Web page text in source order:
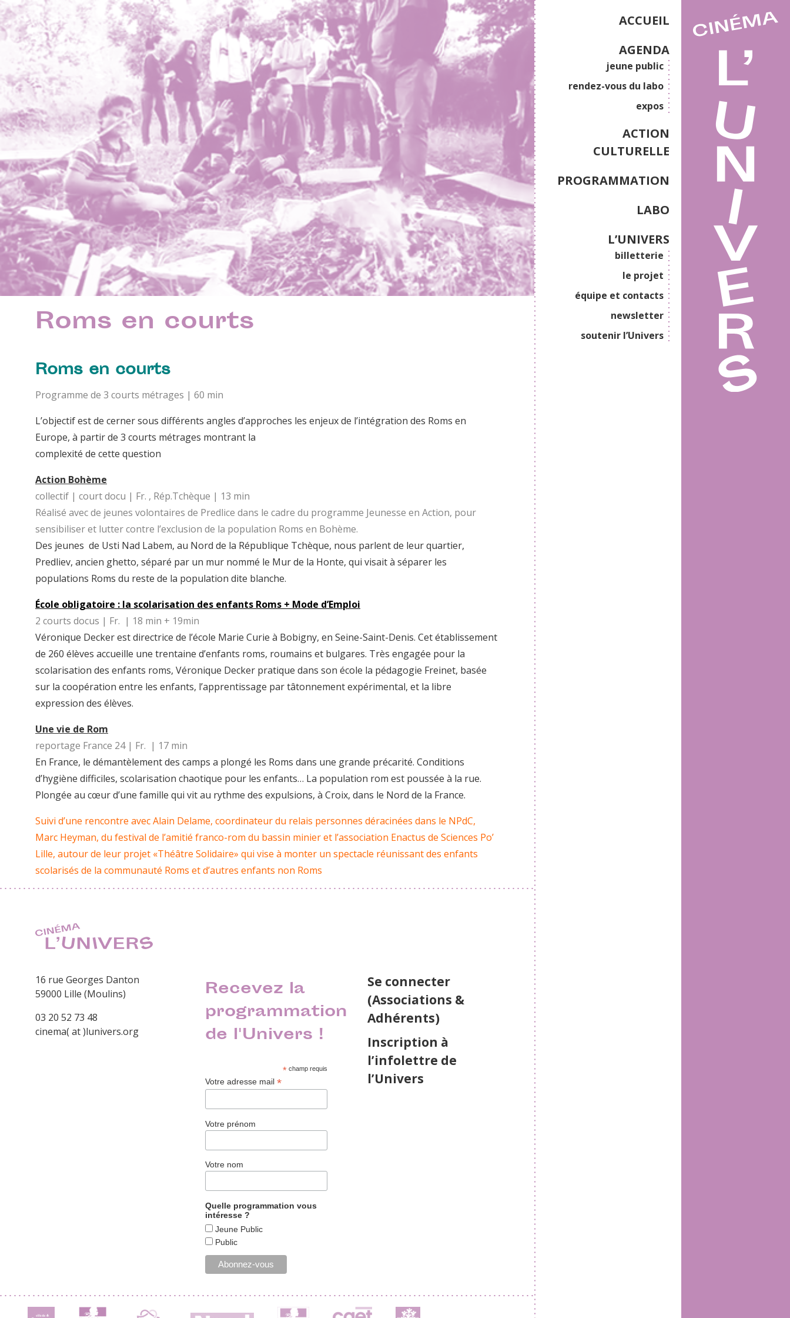
ACCUEIL
AGENDA
jeune public
rendez-vous du labo
expos
ACTION
CULTURELLE
PROGRAMMATION
LABO
L’UNIVERS
billetterie
le projet
équipe et contacts
newsletter
soutenir l’Univers
Roms en courts
Roms en courts
Programme de 3 courts métrages | 60 min
L’objectif est de cerner sous différents angles d’approches les enjeux de l’intégration des Roms en
Europe, à partir de 3 courts métrages montrant la
complexité de cette question
Action Bohème
collectif | court docu | Fr. , Rép.Tchèque | 13 min
Réalisé avec de jeunes volontaires de Predlice dans le cadre du programme Jeunesse en Action, pour
sensibiliser et lutter contre l’exclusion de la population Roms en Bohème.
Des jeunes de Usti Nad Labem, au Nord de la République Tchèque, nous parlent de leur quartier,
Predliev, ancien ghetto, séparé par un mur nommé le Mur de la Honte, qui visait à séparer les
populations Roms du reste de la population dite blanche.
École obligatoire : la scolarisation des enfants Roms + Mode d’Emploi
2 courts docus | Fr. | 18 min + 19min
Véronique Decker est directrice de l’école Marie Curie à Bobigny, en Seine-Saint-Denis. Cet établissement
de 260 élèves accueille une trentaine d’enfants roms, roumains et bulgares. Très engagée pour la
scolarisation des enfants roms, Véronique Decker pratique dans son école la pédagogie Freinet, basée
sur la coopération entre les enfants, l’apprentissage par tâtonnement expérimental, et la libre
expression des élèves.
Une vie de Rom
reportage France 24 | Fr. | 17 min
En France, le démantèlement des camps a plongé les Roms dans une grande précarité. Conditions
d’hygiène difficiles, scolarisation chaotique pour les enfants… La population rom est poussée à la rue.
Plongée au cœur d’une famille qui vit au rythme des expulsions, à Croix, dans le Nord de la France.
Suivi d’une rencontre avec Alain Delame, coordinateur du relais personnes déracinées dans le NPdC,
Marc Heyman, du festival de l’amitié franco-rom du bassin minier et l’association Enactus de Sciences Po’
Lille, autour de leur projet «Théâtre Solidaire» qui vise à monter un spectacle réunissant des enfants
scolarisés de la communauté Roms et d’autres enfants non Roms
16 rue Georges Danton
59000 Lille (Moulins)
03 20 52 73 48
cinema( at )lunivers.org
Recevez la
programmation
de l'Univers !
*champ requis
Votre adresse mail*
Votre prénom
Votre nom
Quelle programmation vous
intéresse ?
Jeune Public
Public
Se connecter
(Associations &
Adhérents)
Inscription à
l’infolettre de
l’Univers